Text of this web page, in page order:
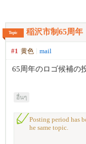
Topic 稲沢市制65周年
#1 黄色 mail
65周年のロゴ候補の
อื่นๆ
Posting period has
he same topic.